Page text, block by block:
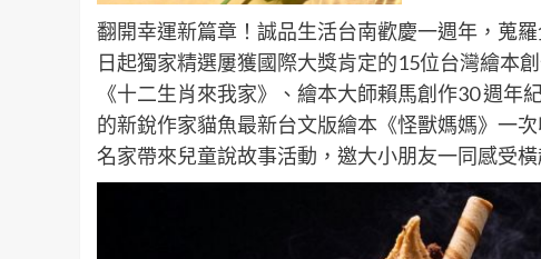
翻開幸運新篇章！誠品生活台南歡慶一週年，蒐
日起獨家精選屢獲國際大獎肯定的15位台灣繪本
《十二生肖來我家》、繪本大師賴馬創作30 週
的新銳作家貓魚最新台文版繪本《怪獸媽媽》一
名家帶來兒童說故事活動，邀大小朋友一同感受